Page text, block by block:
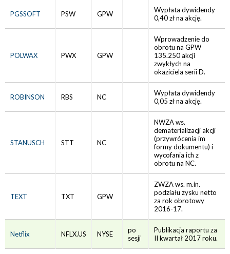
PGSSOFT PSW GPW
Wypłata dywidendy
0,40 zł na akcję.
POLWAX PWX GPW
Wprowadzenie do
obrotu na GPW
135.250 akcji
zwykłych na
okaziciela serii D.
ROBINSON RBS NC
Wypłata dywidendy
0,05 zł na akcję.
STANUSCH STT NC
NWZA ws.
dematerializacji akcji
(przywrócenia im
formy dokumentu) i
wycofania ich z
obrotu na NC.
TEXT TXT GPW
ZWZA ws. m.in.
podziału zysku netto
za rok obrotowy
2016-17.
Netflix NFLX.US NYSE
po
sesji
Publikacja raportu za
II kwartał 2017 roku.